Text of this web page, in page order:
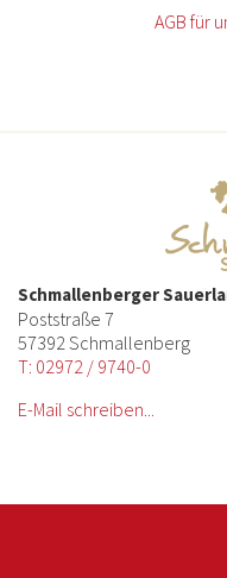
AGB für
Schmallenberger
Poststraße 7
57392 Schmallenberg
T: 02972 / 9740-0
E-Mail schreiben...